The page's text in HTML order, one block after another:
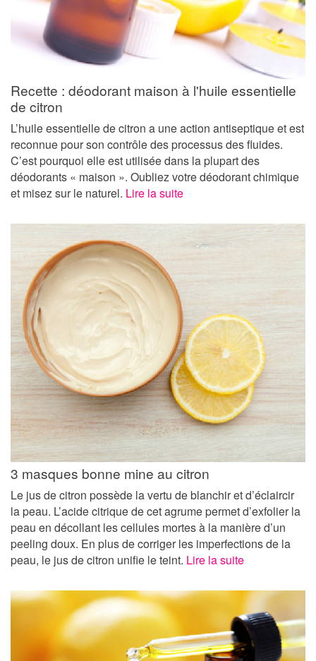
Recette : déodorant maison à l'huile essentielle
de citron
L’huile essentielle de citron a une action antiseptique et est
reconnue pour son contrôle des processus des fluides.
C’est pourquoi elle est utilisée dans la plupart des
déodorants « maison ». Oubliez votre déodorant chimique
et misez sur le naturel. Lire la suite
3 masques bonne mine au citron
Le jus de citron possède la vertu de blanchir et d’éclaircir
la peau. L’acide citrique de cet agrume permet d’exfolier la
peau en décollant les cellules mortes à la manière d’un
peeling doux. En plus de corriger les imperfections de la
peau, le jus de citron unifie le teint. Lire la suite